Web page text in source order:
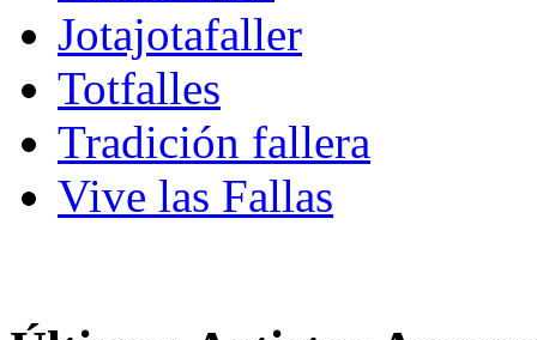
Jotajotafaller
Totfalles
Tradición fallera
Vive las Fallas